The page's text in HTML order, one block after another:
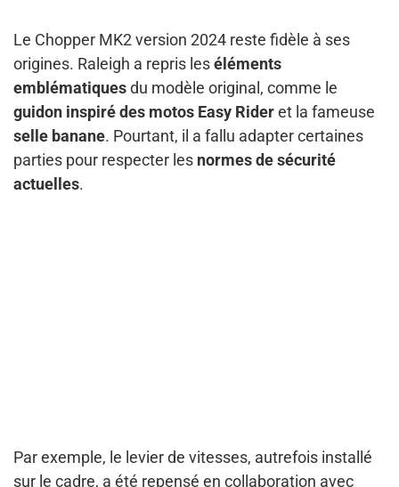
Le Chopper MK2 version 2024 reste fidèle à ses
origines. Raleigh a repris leséléments
emblématiquesdu modèle original, comme le
guidon inspiré des motos Easy Rideret la fameuse
selle banane. Pourtant, il a fallu adapter certaines
parties pour respecter les normes de sécurité
actuelles.
Par exemple, le levier de vitesses, autrefois installé
sur le cadre, a été repensé en collaboration avec